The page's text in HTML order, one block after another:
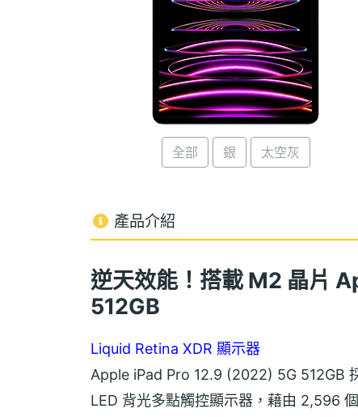
全部 銀 太空灰
產品介紹
逆天效能！ 搭載 M2 晶片
512GB
Liquid Retina XDR 顯示器
Apple iPad Pro 12.9 (2022) 5G 512GB
LED 背光多點觸控顯示器，藉由 2,596